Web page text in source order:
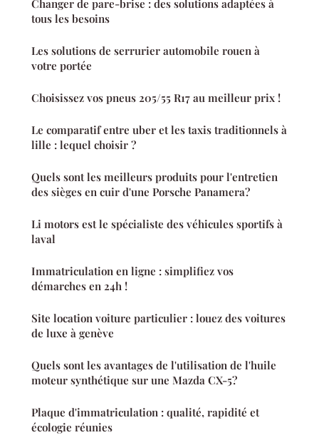
Changer de pare-brise : des solutions adaptées à
tous les besoins
Les solutions de serrurier automobile rouen à
votre portée
Choisissez vos pneus 205/55 R17 au meilleur prix !
Le comparatif entre uber et les taxis traditionnels à
lille : lequel choisir ?
Quels sont les meilleurs produits pour l'entretien
des sièges en cuir d'une Porsche Panamera?
Li motors est le spécialiste des véhicules sportifs à
laval
Immatriculation en ligne : simplifiez vos
démarches en 24h !
Site location voiture particulier : louez des voitures
de luxe à genève
Quels sont les avantages de l'utilisation de l'huile
moteur synthétique sur une Mazda CX-5?
Plaque d'immatriculation : qualité, rapidité et
écologie réunies